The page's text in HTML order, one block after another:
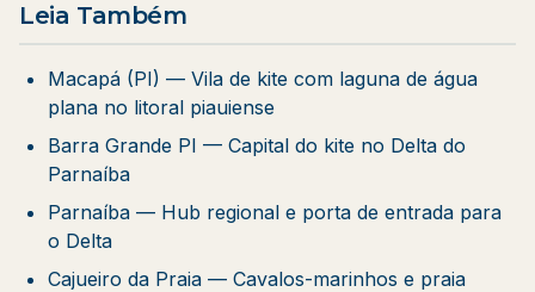
Leia Também
Macapá (PI) — Vila de kite com laguna de água
plana no litoral piauiense
Barra Grande PI — Capital do kite no Delta do
Parnaíba
Parnaíba — Hub regional e porta de entrada para
o Delta
Cajueiro da Praia — Cavalos-marinhos e praia